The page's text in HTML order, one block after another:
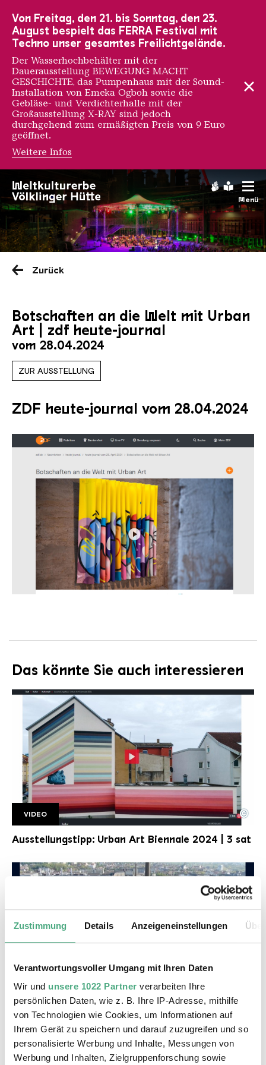
Zustimmung Details Anzeigeneinstellungen
Verantwortungsvoller Umgang mit Ihren Daten
Wir und unsere 1022 Partner verarbeiten Ihre
persönlichen Daten, wie z. B. Ihre IP-Adresse, mithilfe
von Technologien wie Cookies, um Informationen auf
Ihrem Gerät zu speichern und darauf zuzugreifen und so
personalisierte Werbung und Inhalte, Messungen von
Werbung und Inhalten, Zielgruppenforschung sowie
Menü
Saarländischen
Zurück
Botschaften an die Welt mit Urban
Art | zdf heute-journal
vom 28.04.2024
ZUR AUSSTELLUNG
ZDF heute-journal vom 28.04.2024
Das könnte Sie auch interessieren
UAB 3 Sat
Copyright: 3 sat
©
VIDEO
Ausstellungstipp: Urban Art Biennale 2024 | 3 sat
SWR Kultur
Copyright: SWR
VIDEO
Die Biennale Völklingen | SWR Kultur
Von Freitag, den 21. bis Sonntag, den 23.
August bespielt das FERRA Festival mit
Techno unser gesamtes Freilichtgelände.
Der Wasserhochbehälter mit der
Dauerausstellung BEWEGUNG MACHT
GESCHICHTE, das Pumpenhaus mit der Sound-
Installation von Emeka Ogboh sowie die
Gebläse- und Verdichterhalle mit der
Großausstellung X-RAY sind jedoch
durchgehend zum ermäßigten Preis von 9 Euro
geöffnet.
Weitere Infos